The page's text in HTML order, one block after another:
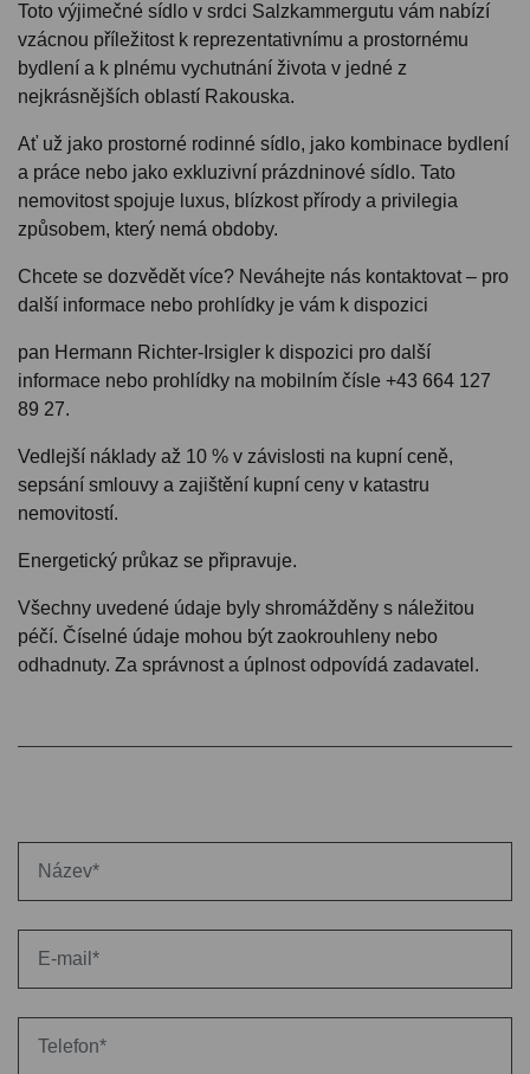
Toto výjimečné sídlo v srdci Salzkammergutu vám nabízí
vzácnou příležitost k reprezentativnímu a prostornému
bydlení a k plnému vychutnání života v jedné z
nejkrásnějších oblastí Rakouska.
Ať už jako prostorné rodinné sídlo, jako kombinace bydlení
a práce nebo jako exkluzivní prázdninové sídlo. Tato
nemovitost spojuje luxus, blízkost přírody a privilegia
způsobem, který nemá obdoby.
Chcete se dozvědět více? Neváhejte nás kontaktovat – pro
další informace nebo prohlídky je vám k dispozici
pan Hermann Richter-Irsigler k dispozici pro další
informace nebo prohlídky na mobilním čísle +43 664 127
89 27.
Vedlejší náklady až 10 % v závislosti na kupní ceně,
sepsání smlouvy a zajištění kupní ceny v katastru
nemovitostí.
Energetický průkaz se připravuje.
Všechny uvedené údaje byly shromážděny s náležitou
péčí. Číselné údaje mohou být zaokrouhleny nebo
odhadnuty. Za správnost a úplnost odpovídá zadavatel.